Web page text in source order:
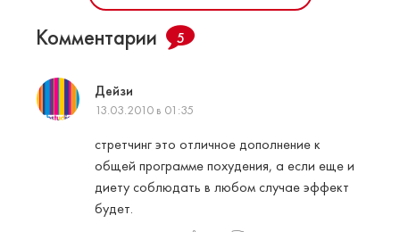
Комментарии 5
Дейзи
13.03.2010 в 01:35
стретчинг это отличное дополнение к
общей программе похудения, а если еще и
диету соблюдать в любом случае эффект
будет.